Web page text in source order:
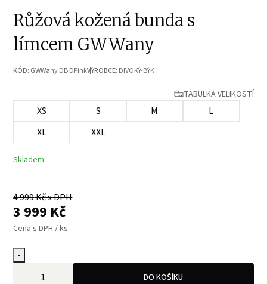
Růžová kožená bunda s
límcem GWWany
KÓD: GWWany DB DPinkVÝROBCE: DIVOKÝ-BÝK
TABULKA VELIKOSTÍ
XS S M
L
XL
XXL
Skladem
4 999Kč s DPH
3 999 Kč
Cena s DPH / ks
-
DO KOŠÍKU